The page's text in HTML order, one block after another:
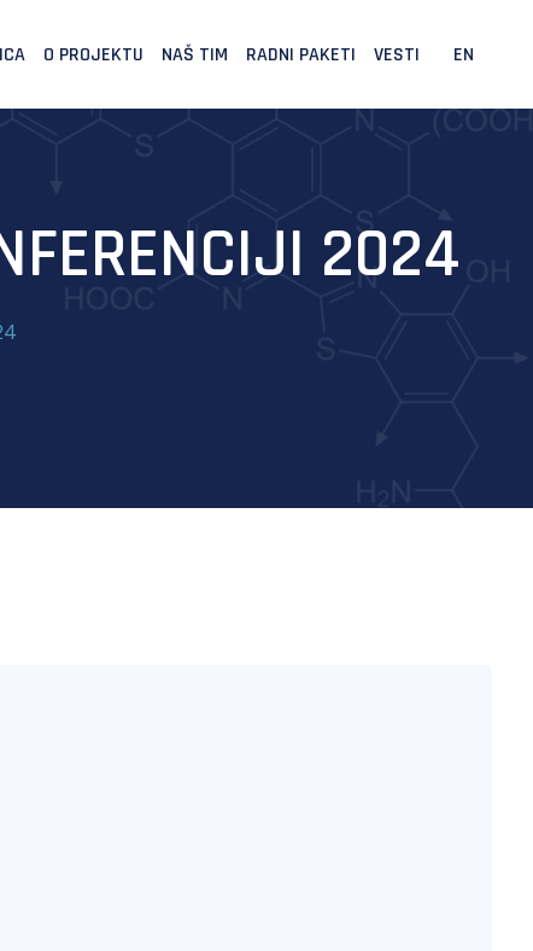
O PROJEKTU NAŠ TIM RADNI PAKETI VESTI EN
2024